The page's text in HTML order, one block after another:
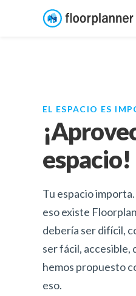
EL ESPACIO ES
espacio!
Tu espacio
eso existe
debería ser difícil,
ser fácil,
hemos propuesto
eso.